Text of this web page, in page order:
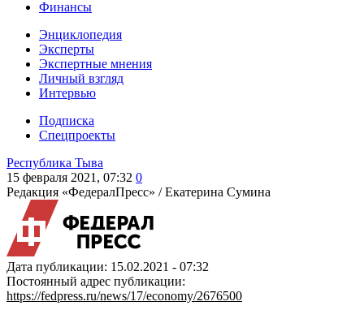
Финансы
Энциклопедия
Эксперты
Экспертные мнения
Личный взгляд
Интервью
Подписка
Спецпроекты
Республика Тыва
15 февраля 2021, 07:32 0
Редакция «ФедералПресс» /Екатерина Сумина
Дата публикации: 15.02.2021 - 07:32
Постоянный адрес публикации:
https://fedpress.ru/news/17/economy/2676500